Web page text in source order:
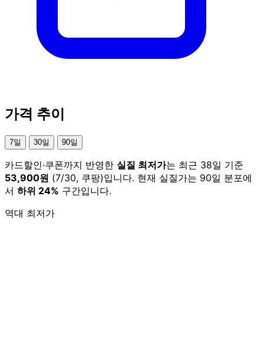
가격 추이
7일 30일 90일
카드할인·쿠폰까지 반영한 실질 최저가는 최근 38일 기준
53,900원 (7/30, 쿠팡)입니다. 현재 실질가는 90일 분포에
서 하위 24% 구간입니다.
역대 최저가